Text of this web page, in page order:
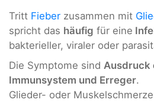
Tritt Fieber zusammen mit
spricht das häufig für eine
bakterieller, viraler oder
Die Symptome sind Ausdruck
Immunsystem und Erreger.
Glieder- oder